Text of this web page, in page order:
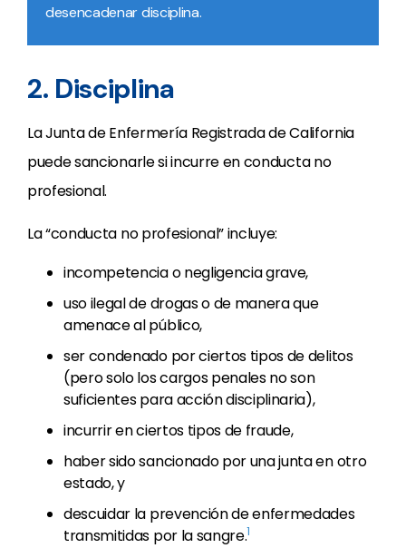
desencadenar disciplina.
2. Disciplina
La Junta de Enfermería Registrada de California
puede sancionarle si incurre en conducta no
profesional.
La “conducta no profesional” incluye:
incompetencia o negligencia grave,
uso ilegal de drogas o de manera que
amenace al público,
ser condenado por ciertos tipos de delitos
(pero solo los cargos penales no son
suficientes para acción disciplinaria),
incurrir en ciertos tipos de fraude,
haber sido sancionado por una junta en otro
estado, y
descuidar la prevención de enfermedades
transmitidas por la sangre.1